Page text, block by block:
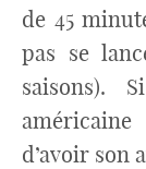
de 45
pas se
saisons).
d’avoir son